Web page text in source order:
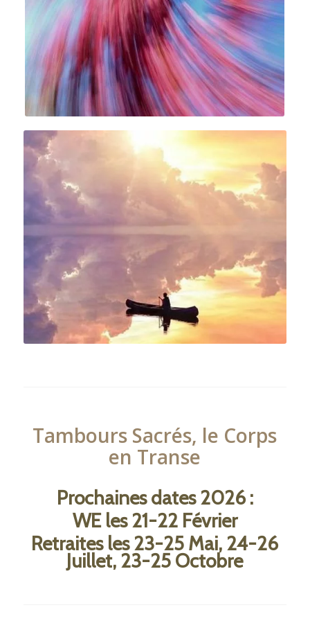
Tambours Sacrés, le Corps
en Transe
Prochaines dates 2026 :
WE les 21-22 Février
Retraites les 23-25 Mai, 24-26
Juillet, 23-25 Octobre